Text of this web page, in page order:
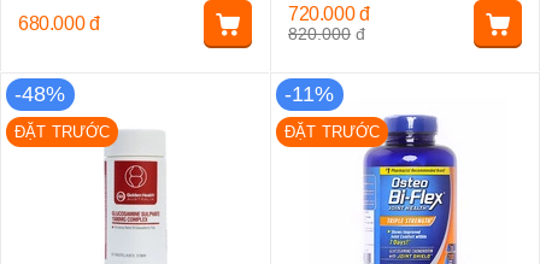
680.000 đ 820.000 đ
720.000 đ
-48%
ĐẶT TRƯỚC
-11%
ĐẶT TRƯỚC